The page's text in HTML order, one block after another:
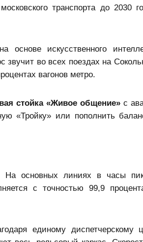
транспорта до 2030
основе искусственного
во всех поездах на
вагонов метро.
стойка «Живое общение» с
«Тройку» или пополнить
основных линиях в часы
с точностью 99,9
единому диспетчерскому